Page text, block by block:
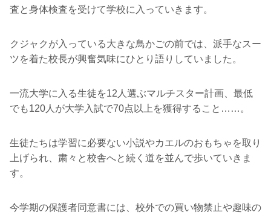
査と身体検査を受けて学校に入っていきます。
クジャクが入っている大きな鳥かごの前では、派手なスー
ツを着た校長が興奮気味にひとり語りしていました。
一流大学に入る生徒を12人選ぶマルチスター計画、最低
でも120人が大学入試で70点以上を獲得すること……。
生徒たちは学習に必要ない小説やカエルのおもちゃを取り
上げられ、粛々と校舎へと続く道を並んで歩いていきま
す。
今学期の保護者同意書には、校外での買い物禁止や趣味の